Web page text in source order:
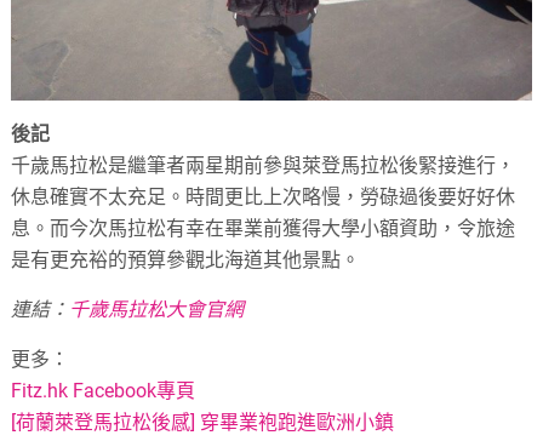
後記
千歲馬拉松是繼筆者兩星期前參與萊登馬拉松後緊接進行，
休息確實不太充足。時間更比上次略慢，勞碌過後要好好休
息。而今次馬拉松有幸在畢業前獲得大學小額資助，令旅途
是有更充裕的預算參觀北海道其他景點。
連結： 千歲馬拉松大會官網
更多：
Fitz.hk Facebook專頁
[荷蘭萊登馬拉松後感] 穿畢業袍跑進歐洲小鎮